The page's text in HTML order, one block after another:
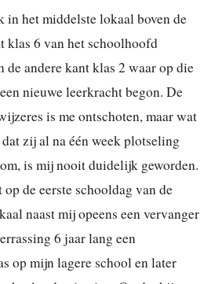
in het middelste lokaal boven de
klas 6 van het schoolhoofd
de andere kant klas 2 waar op die
nieuwe leerkracht begon. De
is me ontschoten, maar wat
zij al na één week plotseling
is mij nooit duidelijk geworden.
de eerste schooldag van de
naast mij opeens een vervanger
6 jaar lang een
op mijn lagere school en later